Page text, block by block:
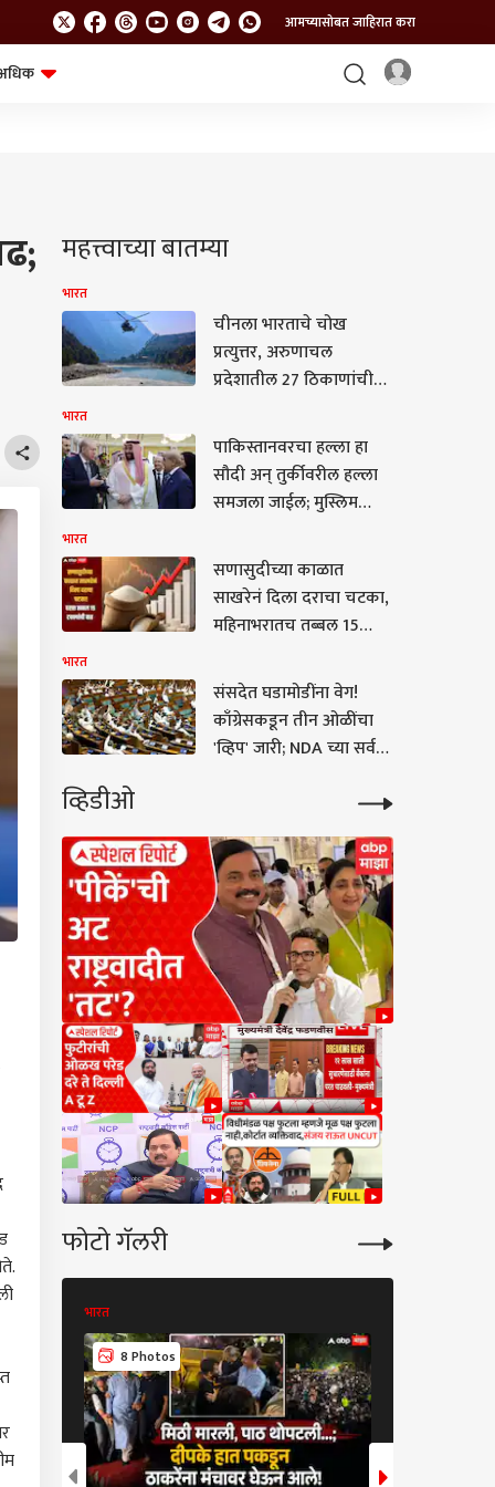
आमच्यासोबत जाहिरात करा
महत्त्वाच्या बातम्या
भारत
चीनला भारताचे चोख
प्रत्युत्तर, अरुणाचल
प्रदेशातील 27 ठिकाणांची
नकाशात समाविष्ट
भारत
पाकिस्तानवरचा हल्ला हा
सौदी अन् तुर्कीवरील हल्ला
समजला जाईल; मुस्लिम
मोठी प्रतिक्रिया
भारत
सणासुदीच्या काळात
साखरेनं दिला दराचा चटका,
महिनाभरातच तब्बल 15
नेमकं कारण काय?
भारत
संसदेत घडामोडींना वेग!
काँग्रेसकडून तीन ओळींचा
'व्हिप' जारी; NDA च्या सर्व
व्हिडीओ
फोटो गॅलरी
भारत
8 Photos